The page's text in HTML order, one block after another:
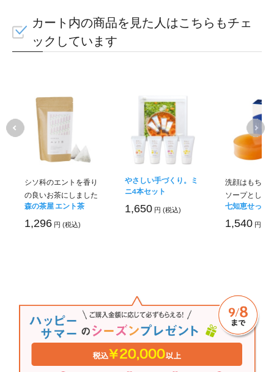
カート内の商品を見た人はこちらもチェ
ックしています
シソ科のエントを香り
の良いお茶にしました
森の茶屋 エント茶
1,296 円 (税込)
やさしい手づくり。ミ
ニ4本セット
1,650 円 (税込)
洗顔はもちろ
ソープとして
七知恵せっけ
1,540 円 (税